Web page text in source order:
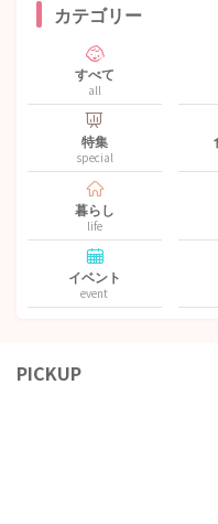
カテゴリー
すべて
all
特集
special
暮らし
life
イベント
event
PICKUP